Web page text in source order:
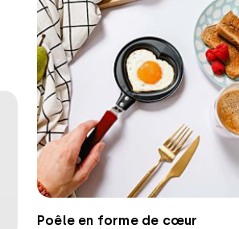
Poêle en forme de cœur